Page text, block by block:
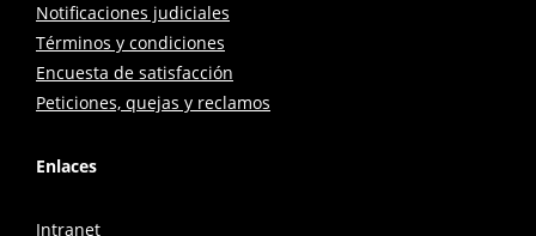
Notificaciones judiciales
Términos y condiciones
Encuesta de satisfacción
Peticiones, quejas y reclamos
Enlaces
Intranet